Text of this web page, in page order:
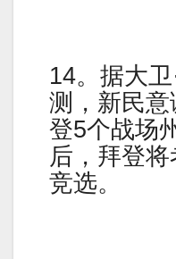
14。据大
测，新民
登5个战场
后，拜登
竞选。